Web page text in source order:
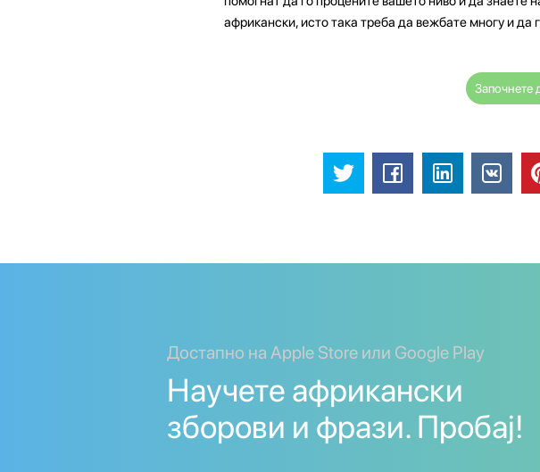
африкански, исто така треба да вежбате многу и да
Започнете
Достапно на Apple Store или Google Play
Научете африкански
зборови и фрази. Пробај!